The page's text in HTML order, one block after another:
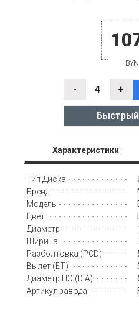
BYN
- 4 +
Характеристики
Тип Диска
Бренд
Модель
Цвет
Диаметр
Ширина
Разболтовка (PCD)
Вылет (ET)
Диаметр ЦО (DIA)
Артикул завода